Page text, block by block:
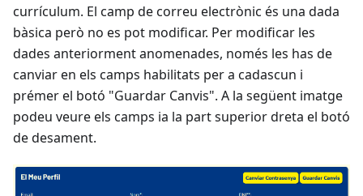
currículum. El camp de correu electrònic és una dada
bàsica però no es pot modificar. Per modificar les
dades anteriorment anomenades, només les has de
canviar en els camps habilitats per a cadascun i
prémer el botó "Guardar Canvis". A la següent imatge
podeu veure els camps ia la part superior dreta el botó
de desament.